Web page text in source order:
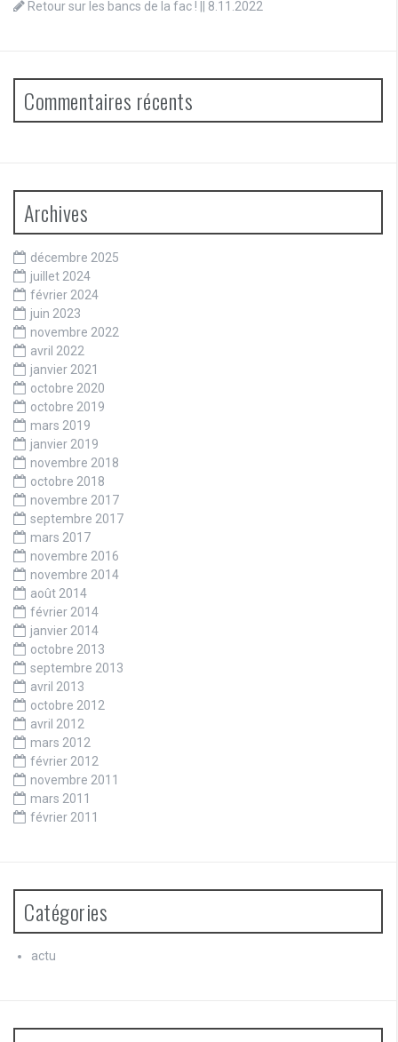
Retour sur les bancs de la fac ! || 8.11.2022
Commentaires récents
Archives
décembre 2025
juillet 2024
février 2024
juin 2023
novembre 2022
avril 2022
janvier 2021
octobre 2020
octobre 2019
mars 2019
janvier 2019
novembre 2018
octobre 2018
novembre 2017
septembre 2017
mars 2017
novembre 2016
novembre 2014
août 2014
février 2014
janvier 2014
octobre 2013
septembre 2013
avril 2013
octobre 2012
avril 2012
mars 2012
février 2012
novembre 2011
mars 2011
février 2011
Catégories
actu